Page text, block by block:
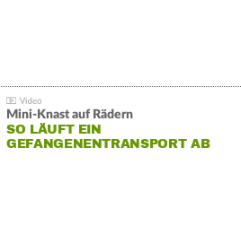
Mini-Knast auf Rädern
SO LÄUFT EIN
GEFANGENENTRANSPORT AB